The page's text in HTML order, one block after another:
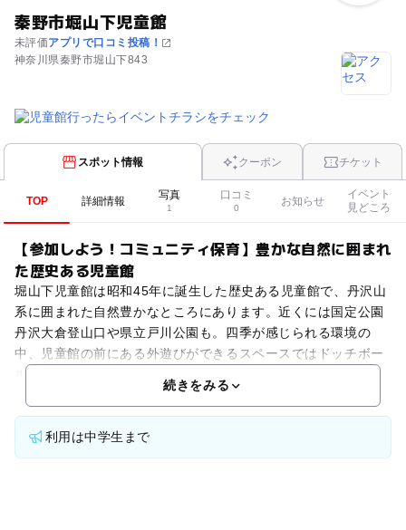
秦野市堀山下児童館
未評価アプリで口コミ投稿！
神奈川県秦野市堀山下843
スポット情報 クーポン チケット
TOP 詳細情報 写真
1
口コミ
0
お知らせ
イベント
見どころ
【参加しよう！コミュニティ保育】豊かな自然に囲まれ
た歴史ある児童館
堀山下児童館は昭和45年に誕生した歴史ある児童館で、丹沢山
系に囲まれた自然豊かなところにあります。近くには国定公園
丹沢大倉登山口や県立戸川公園も。四季が感じられる環境の
中、児童館の前にある外遊びができるスペースではドッチボー
続きをみる
利用は中学生まで